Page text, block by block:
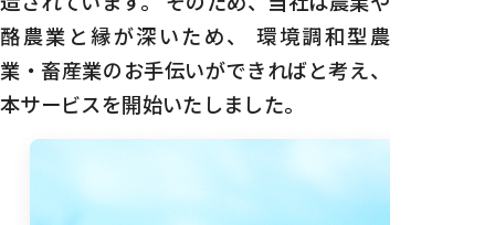
酪農業と縁が深いため、
環境調和型農
業・畜産業のお手伝いができればと考え、
本サービスを開始いたしました。